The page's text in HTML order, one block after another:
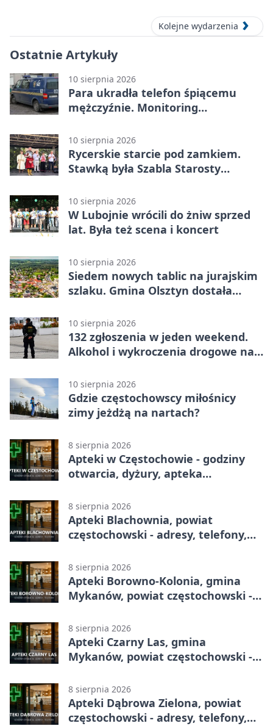
Kolejne wydarzenia
Ostatnie Artykuły
10 sierpnia 2026
Para ukradła telefon śpiącemu
mężczyźnie. Monitoring
10 sierpnia 2026
Rycerskie starcie pod zamkiem.
Stawką była Szabla Starosty
10 sierpnia 2026
W Lubojnie wrócili do żniw sprzed
lat. Była też scena i koncert
10 sierpnia 2026
Siedem nowych tablic na jurajskim
szlaku. Gmina Olsztyn dostała
10 sierpnia 2026
132 zgłoszenia w jeden weekend.
Alkohol i wykroczenia drogowe na
10 sierpnia 2026
Gdzie częstochowscy miłośnicy
zimy jeżdżą na nartach?
8 sierpnia 2026
Apteki w Częstochowie - godziny
otwarcia, dyżury, apteka
8 sierpnia 2026
Apteki Blachownia, powiat
częstochowski - adresy, telefony,
8 sierpnia 2026
Apteki Borowno-Kolonia, gmina
Mykanów, powiat częstochowski -
8 sierpnia 2026
Apteki Czarny Las, gmina
Mykanów, powiat częstochowski -
8 sierpnia 2026
Apteki Dąbrowa Zielona, powiat
częstochowski - adresy, telefony,